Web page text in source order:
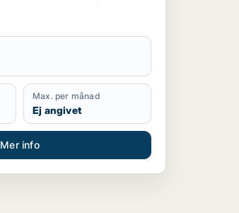
Max. per månad
Ej angivet
Mer info